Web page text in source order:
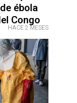
ébola
Congo
HACE 2 MESES